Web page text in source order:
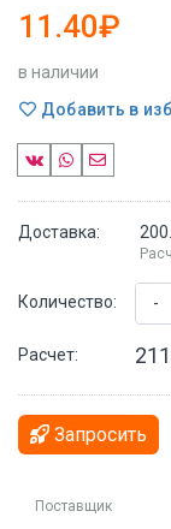
11.40₽
в наличии
Добавить в
Доставка:
Количество: -
Расчет:
Запросить
Поставщик